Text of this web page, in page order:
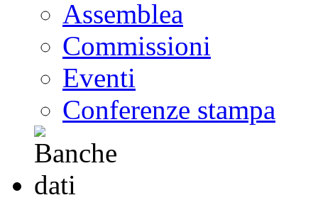
Assemblea
Commissioni
Eventi
Conferenze stampa